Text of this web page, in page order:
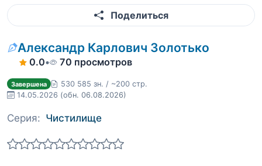
Поделиться
Александр Карлович Золотько
0.0• 70 просмотров
Завершена
530 585 зн. / ~200 стр.
14.05.2026 (обн. 06.08.2026)
Серия: Чистилище